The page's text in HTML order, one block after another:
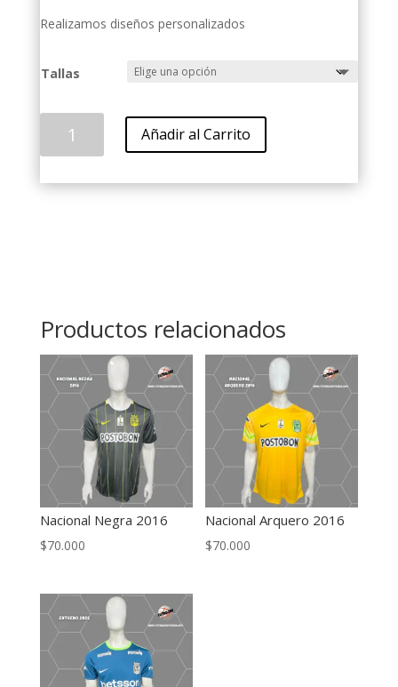
Realizamos diseños personalizados
Tallas
1995
Añadir al Carrito
Productos relacionados
Nacional Negra 2016
$70.000
Nacional Arquero 2016
$70.000